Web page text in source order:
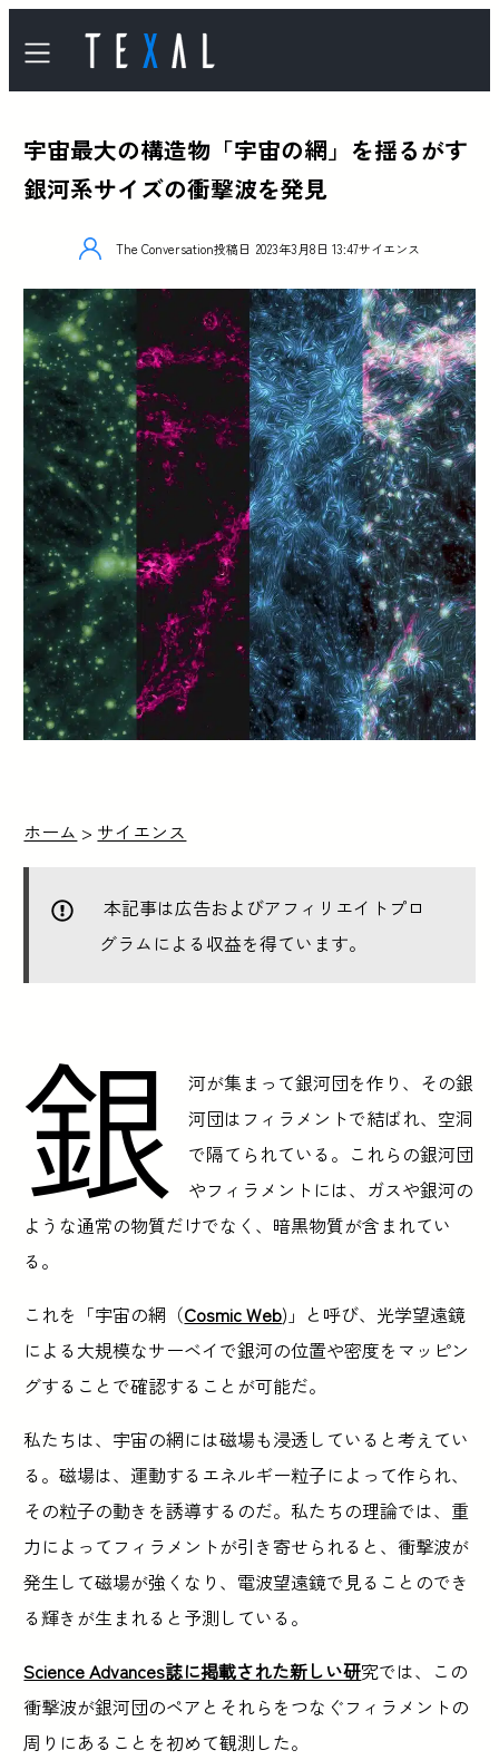
宇宙最大の構造物「宇宙の網」を揺るがす
銀河系サイズの衝撃波を発見
The Conversation投稿日 2023年3月8日 13:47サイエンス
ホーム > サイエンス
本記事は広告およびアフィリエイトプロ
グラムによる収益を得ています。
銀
河が集まって銀河団を作り、その銀
河団はフィラメントで結ばれ、空洞
で隔てられている。これらの銀河団
やフィラメントには、ガスや銀河の
ような通常の物質だけでなく、暗黒物質が含まれてい
る。
これを「宇宙の網（Cosmic Web)」と呼び、光学望遠鏡
による大規模なサーベイで銀河の位置や密度をマッピン
グすることで確認することが可能だ。
私たちは、宇宙の網には磁場も浸透していると考えてい
る。磁場は、運動するエネルギー粒子によって作られ、
その粒子の動きを誘導するのだ。私たちの理論では、重
力によってフィラメントが引き寄せられると、衝撃波が
発生して磁場が強くなり、電波望遠鏡で見ることのでき
る輝きが生まれると予測している。
Science Advances誌に掲載された新しい研究では、この
衝撃波が銀河団のペアとそれらをつなぐフィラメントの
周りにあることを初めて観測した。